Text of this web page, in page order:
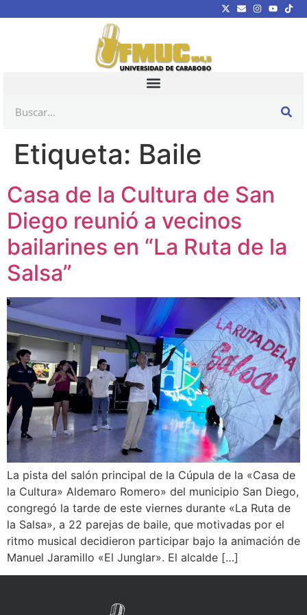
Etiqueta: Baile
Casa de la Cultura de San
Diego reunió a vecinos
bailarines en “La Ruta de la
Salsa”
La pista del salón principal de la Cúpula de la «Casa de
la Cultura» Aldemaro Romero» del municipio San Diego,
congregó la tarde de este viernes durante «La Ruta de
la Salsa», a 22 parejas de baile, que motivadas por el
ritmo musical decidieron participar bajo la animación de
Manuel Jaramillo «El Junglar». El alcalde […]